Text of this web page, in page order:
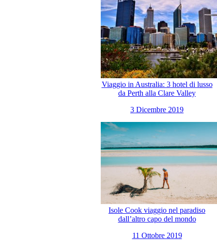
Viaggio in Australia: 3 hotel di lusso
da Perth alla Clare Valley
3 Dicembre 2019
Isole Cook viaggio nel paradiso
dall’altro capo del mondo
11 Ottobre 2019